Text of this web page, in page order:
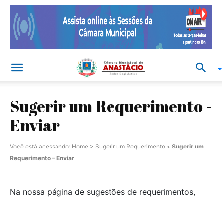
Sugerir um Requerimento -
Enviar
Você está acessando: Home > Sugerir um Requerimento > Sugerir um
Requerimento – Enviar
Na nossa página de sugestões de requerimentos,